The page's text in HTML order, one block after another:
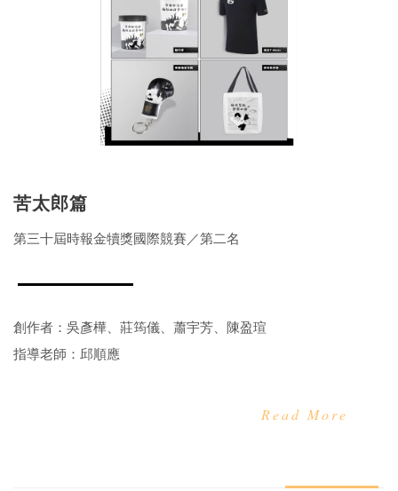
苦太郎篇
第三十屆時報金犢獎國際競賽／第二名
創作者：吳彥樺、莊筠儀、蕭宇芳、陳盈瑄
指導老師：邱順應
Read More